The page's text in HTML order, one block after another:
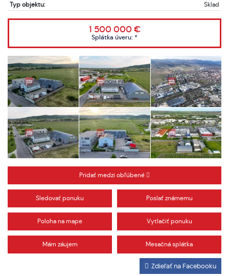
Typ objektu:
Sklad
1 500 000 €
Splátka úveru: *
Pridať medzi obľúbené
Sledovať ponuku Poslať známemu
Poloha na mape Vytlačiť ponuku
Mám záujem Mesačná splátka
Zdieľať na Facebooku